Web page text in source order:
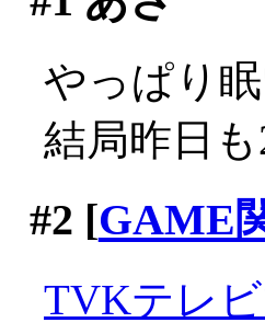
やっぱり
結局昨日
#2 [GAME
TVKテレ